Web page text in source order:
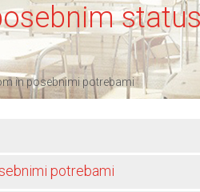
in posebnimi potrebami
potrebami